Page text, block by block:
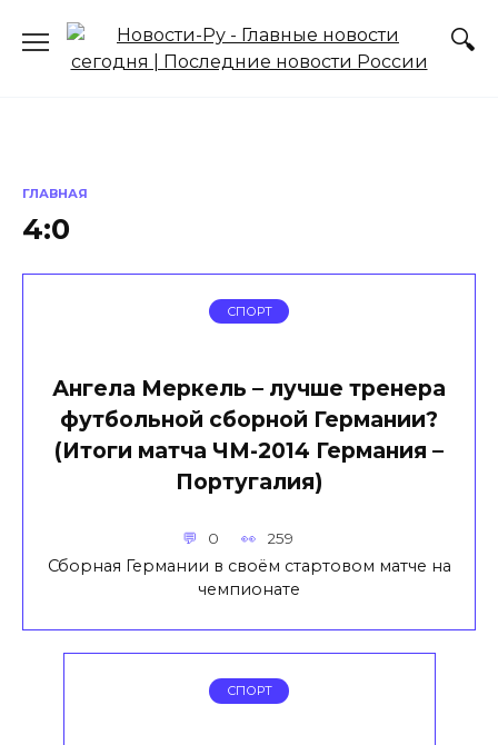
содержанию
ГЛАВНАЯ
4:0
СПОРТ
Ангела Меркель – лучше тренера
футбольной сборной Германии?
(Итоги матча ЧМ-2014 Германия –
Португалия)
0 259
Сборная Германии в своём стартовом матче на
чемпионате
СПОРТ